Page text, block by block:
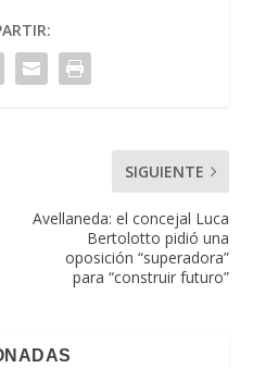
SIGUIENTE
Avellaneda: el concejal Luca
Bertolotto pidió una
oposición “superadora”
para “construir futuro”